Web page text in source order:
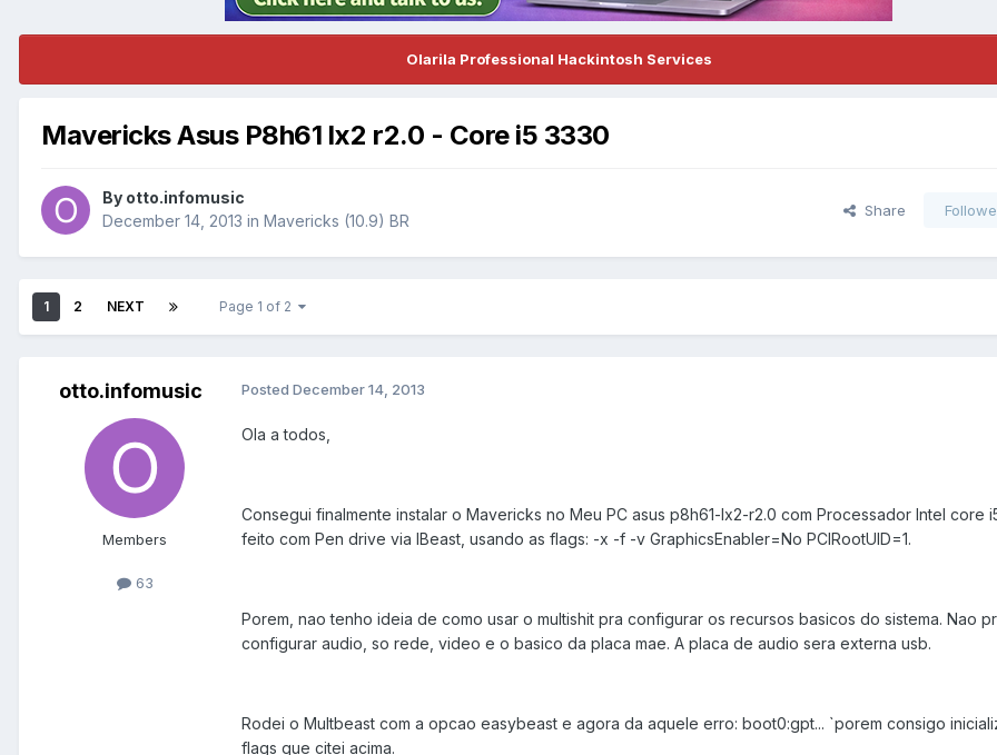
Olarila Professional Hackintosh Services
Mavericks Asus P8h61 lx2 r2.0 - Core i5 3330
By otto.infomusic
December 14, 2013 in Mavericks (10.9) BR
Share
1 2 NEXT Page 1 of 2
otto.infomusic
Members
63
Posted December 14, 2013
Ola a todos,
Consegui finalmente instalar o Mavericks no Meu PC asus p8h61-lx2-r2.0 com Processador Intel core
feito com Pen drive via IBeast, usando as flags: -x -f -v GraphicsEnabler=No PCIRootUID=1.
Porem, nao tenho ideia de como usar o multishit pra configurar os recursos basicos do sistema. Nao
configurar audio, so rede, video e o basico da placa mae. A placa de audio sera externa usb.
Rodei o Multbeast com a opcao easybeast e agora da aquele erro: boot0:gpt... `porem consigo
flags que citei acima.